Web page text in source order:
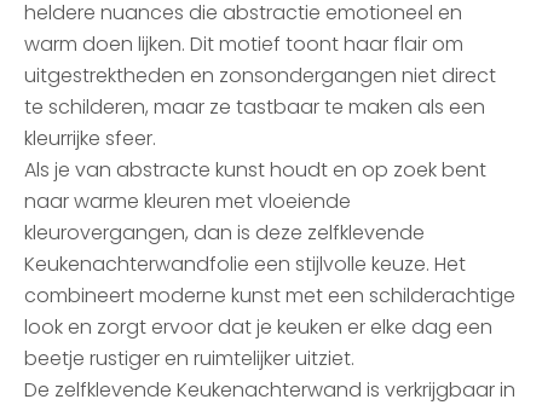
heldere nuances die abstractie emotioneel en
warm doen lijken. Dit motief toont haar flair om
uitgestrektheden en zonsondergangen niet direct
te schilderen, maar ze tastbaar te maken als een
kleurrijke sfeer.
Als je van abstracte kunst houdt en op zoek bent
naar warme kleuren met vloeiende
kleurovergangen, dan is deze zelfklevende
Keukenachterwandfolie een stijlvolle keuze. Het
combineert moderne kunst met een schilderachtige
look en zorgt ervoor dat je keuken er elke dag een
beetje rustiger en ruimtelijker uitziet.
De zelfklevende Keukenachterwand is verkrijgbaar in